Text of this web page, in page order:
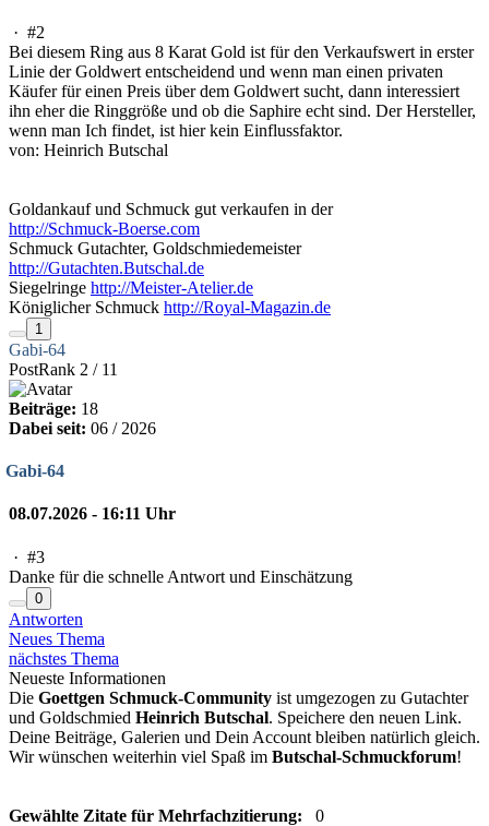
· #2
Bei diesem Ring aus 8 Karat Gold ist für den Verkaufswert in erster
Linie der Goldwert entscheidend und wenn man einen privaten
Käufer für einen Preis über dem Goldwert sucht, dann interessiert
ihn eher die Ringgröße und ob die Saphire echt sind. Der Hersteller,
wenn man Ich findet, ist hier kein Einflussfaktor.
von: Heinrich Butschal
Goldankauf und Schmuck gut verkaufen in der
http://Schmuck-Boerse.com
Schmuck Gutachter, Goldschmiedemeister
http://Gutachten.Butschal.de
Siegelringe http://Meister-Atelier.de
Königlicher Schmuck http://Royal-Magazin.de
1
Gabi-64
PostRank 2 / 11
Beiträge: 18
Dabei seit: 06 / 2026
Gabi-64
08.07.2026 - 16:11 Uhr
· #3
Danke für die schnelle Antwort und Einschätzung
0
Antworten
Neues Thema
nächstes Thema
Neueste Informationen
Die Goettgen Schmuck-Community ist umgezogen zu Gutachter
und Goldschmied Heinrich Butschal. Speichere den neuen Link.
Deine Beiträge, Galerien und Dein Account bleiben natürlich gleich.
Wir wünschen weiterhin viel Spaß im Butschal-Schmuckforum!
Gewählte Zitate für Mehrfachzitierung: 0